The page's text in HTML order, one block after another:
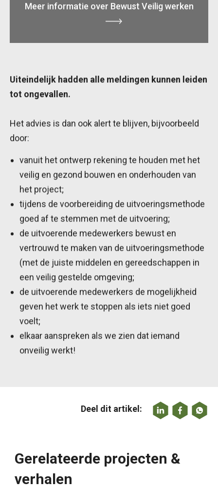
Meer informatie over Bewust Veilig werken
Uiteindelijk hadden alle meldingen kunnen leiden
tot ongevallen.
Het advies is dan ook alert te blijven, bijvoorbeeld
door:
vanuit het ontwerp rekening te houden met het
veilig en gezond bouwen en onderhouden van
het project;
tijdens de voorbereiding de uitvoeringsmethode
goed af te stemmen met de uitvoering;
de uitvoerende medewerkers bewust en
vertrouwd te maken van de uitvoeringsmethode
(met de juiste middelen en gereedschappen in
een veilig gestelde omgeving;
de uitvoerende medewerkers de mogelijkheid
geven het werk te stoppen als iets niet goed
voelt;
elkaar aanspreken als we zien dat iemand
onveilig werkt!
Deel dit artikel:
Gerelateerde projecten &
verhalen